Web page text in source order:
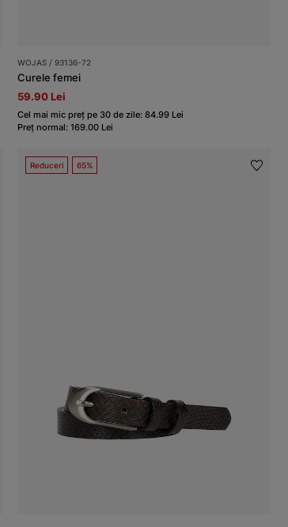
WOJAS / 93136-72
Curele femei
59.90 Lei
Cel mai mic preț pe 30 de zile: 84.99 Lei
Preț normal: 169.00 Lei
Reduceri 65%